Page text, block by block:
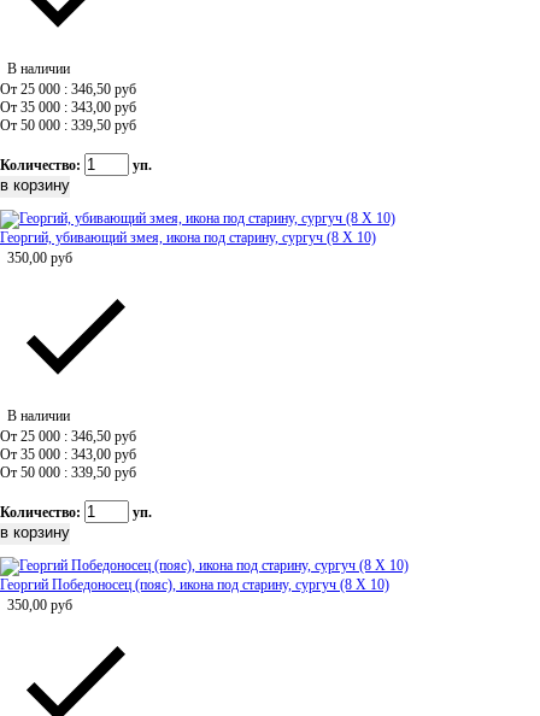
В наличии
От 25 000 : 346,50 руб
От 35 000 : 343,00 руб
От 50 000 : 339,50 руб
Количество: уп.
Георгий, убивающий змея, икона под старину, сургуч (8 Х 10)
350,00 руб
В наличии
От 25 000 : 346,50 руб
От 35 000 : 343,00 руб
От 50 000 : 339,50 руб
Количество: уп.
Георгий Победоносец (пояс), икона под старину, сургуч (8 Х 10)
350,00 руб